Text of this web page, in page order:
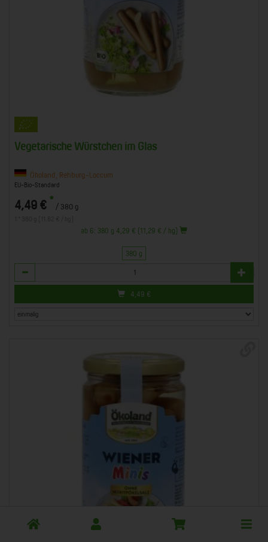
Vegetarische Würstchen im Glas
Ökoland, Rehburg-Loccum
EU-Bio-Standard
4,49 € * / 380 g
ab 6: 380 g 4,29 € (11,29 € / kg)
380 g
Anzahl
4,49 €
Toggle